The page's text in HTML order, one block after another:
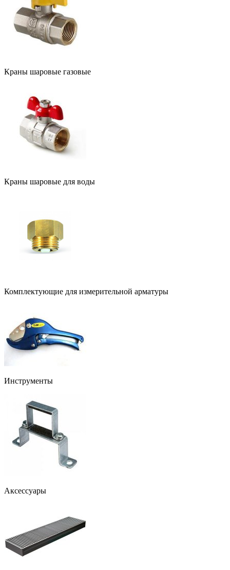
Краны шаровые газовые
Краны шаровые для воды
Комплектующие для измерительной арматуры
Инструменты
Аксессуары